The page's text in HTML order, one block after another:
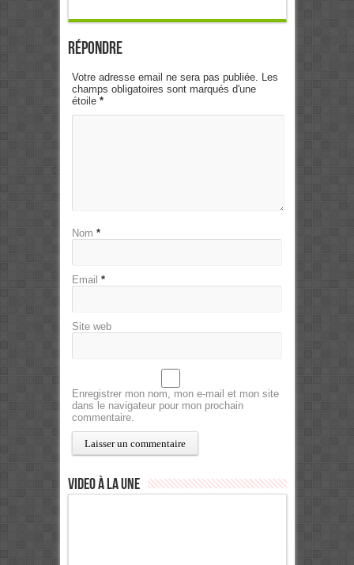
Répondre
Votre adresse email ne sera pas publiée. Les
champs obligatoires sont marqués d'une
étoile *
Nom *
Email *
Site web
Enregistrer mon nom, mon e-mail et mon site
dans le navigateur pour mon prochain
commentaire.
Video à la Une